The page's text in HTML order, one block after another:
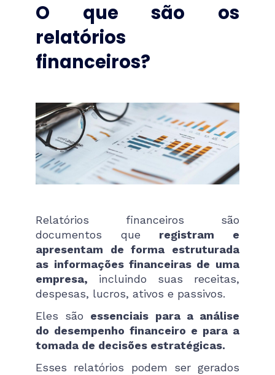
O que são os
relatórios
financeiros?
Relatórios financeiros são
documentos que registram e
apresentam de forma estruturada
as informações financeiras de uma
empresa, incluindo suas receitas,
despesas, lucros, ativos e passivos.
Eles são essenciais para a análise
do desempenho financeiro e para a
tomada de decisões estratégicas.
Esses relatórios podem ser gerados